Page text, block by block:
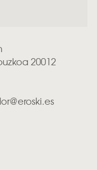
20012